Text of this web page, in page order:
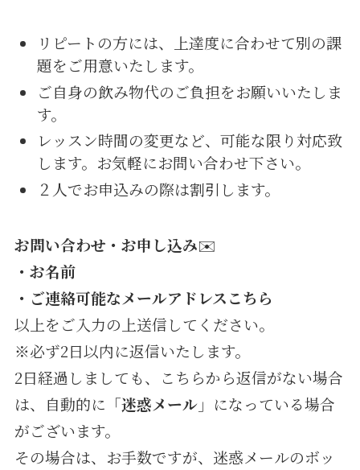
リピートの方には、上達度に合わせて別の課
題をご用意いたします。
ご自身の飲み物代のご負担をお願いいたしま
す。
レッスン時間の変更など、可能な限り対応致
します。お気軽にお問い合わせ下さい。
２人でお申込みの際は割引します。
お問い合わせ・お申し込み✉️
・お名前
・ご連絡可能なメールアドレスこちら
以上をご入力の上送信してください。
※必ず2日以内に返信いたします。
2日経過しましても、こちらから返信がない場合
は、自動的に「迷惑メール」になっている場合
がございます。
その場合は、お手数ですが、迷惑メールのボッ